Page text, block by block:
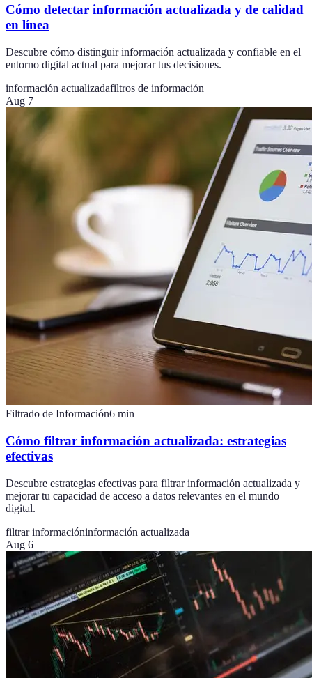
Cómo detectar información actualizada y de calidad
en línea
Descubre cómo distinguir información actualizada y confiable en el
entorno digital actual para mejorar tus decisiones.
información actualizadafiltros de información
Aug 7
Filtrado de Información6 min
Cómo filtrar información actualizada: estrategias
efectivas
Descubre estrategias efectivas para filtrar información actualizada y
mejorar tu capacidad de acceso a datos relevantes en el mundo
digital.
filtrar informacióninformación actualizada
Aug 6